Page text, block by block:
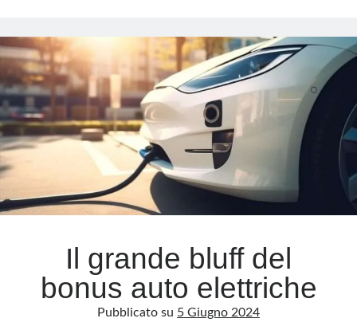
elettrica:
cronaca
di
un
disastro
annunciato
Il grande bluff del
bonus auto elettriche
Pubblicato su 5 Giugno 2024